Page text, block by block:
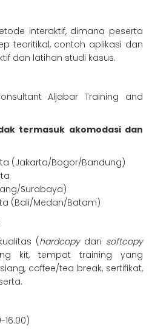
interaktif, dimana peserta
teoritikal, contoh aplikasi dan
dan latihan studi kasus.
Aljabar Training and
termasuk akomodasi dan
(Jakarta/Bogor/Bandung)
Surabaya)
(Bali/Medan/Batam)
(hardcopydan softcopy
kit, tempat training yang
coffee/tea break, sertifikat,
16.00)